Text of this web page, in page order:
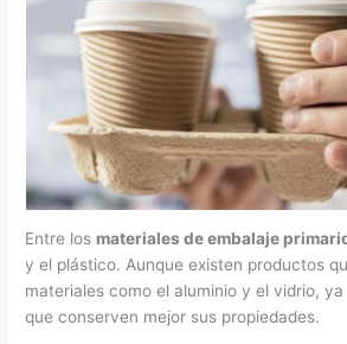
Entre los materiales de embalaje
y el plástico. Aunque existen productos
materiales como el aluminio y el vidrio,
que conserven mejor sus propiedades.